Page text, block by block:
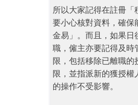
所以大家記得在註冊「
要小心核對資料，確保
金易」。而且，如果日
職，僱主亦要記得及時
限，包括移除已離職的
限，並指派新的獲授權
的操作不受影響。